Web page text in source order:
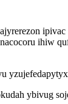
ihiw
ybivug